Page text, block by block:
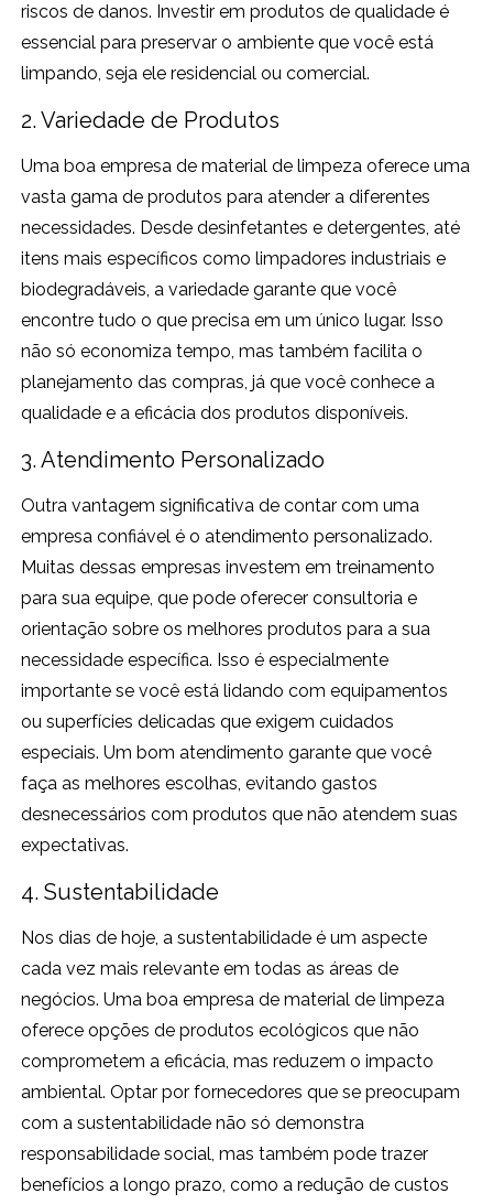
riscos de danos. Investir em produtos de qualidade é
essencial para preservar o ambiente que você está
limpando, seja ele residencial ou comercial.
2. Variedade de Produtos
Uma boa empresa de material de limpeza oferece uma
vasta gama de produtos para atender a diferentes
necessidades. Desde desinfetantes e detergentes, até
itens mais específicos como limpadores industriais e
biodegradáveis, a variedade garante que você
encontre tudo o que precisa em um único lugar. Isso
não só economiza tempo, mas também facilita o
planejamento das compras, já que você conhece a
qualidade e a eficácia dos produtos disponíveis.
3. Atendimento Personalizado
Outra vantagem significativa de contar com uma
empresa confiável é o atendimento personalizado.
Muitas dessas empresas investem em treinamento
para sua equipe, que pode oferecer consultoria e
orientação sobre os melhores produtos para a sua
necessidade específica. Isso é especialmente
importante se você está lidando com equipamentos
ou superfícies delicadas que exigem cuidados
especiais. Um bom atendimento garante que você
faça as melhores escolhas, evitando gastos
desnecessários com produtos que não atendem suas
expectativas.
4. Sustentabilidade
Nos dias de hoje, a sustentabilidade é um aspecte
cada vez mais relevante em todas as áreas de
negócios. Uma boa empresa de material de limpeza
oferece opções de produtos ecológicos que não
comprometem a eficácia, mas reduzem o impacto
ambiental. Optar por fornecedores que se preocupam
com a sustentabilidade não só demonstra
responsabilidade social, mas também pode trazer
benefícios a longo prazo, como a redução de custos